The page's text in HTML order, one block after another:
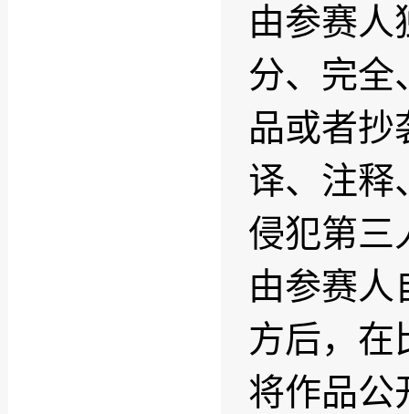
由参赛人
分、完全
品或者抄
译、注释
侵犯第三
由参赛人
方后，在
将作品公